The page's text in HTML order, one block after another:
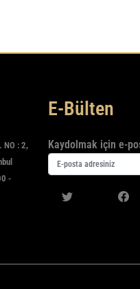
NO : 2,
-
E-Bülten
Kaydolmak için e-